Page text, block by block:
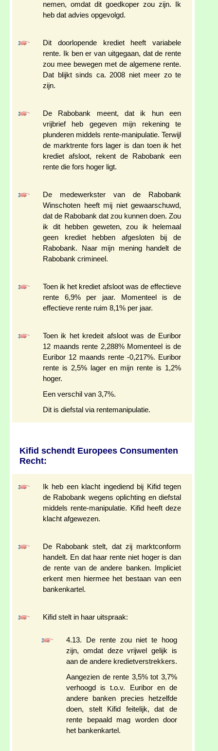
nemen, omdat dit goedkoper zou zijn. Ik
heb dat advies opgevolgd.
Dit doorlopende krediet heeft variabele
rente. Ik ben er van uitgegaan, dat de rente
zou mee bewegen met de algemene rente.
Dat blijkt sinds ca. 2008 niet meer zo te
zijn.
De Rabobank meent, dat ik hun een
vrijbrief heb gegeven mijn rekening te
plunderen middels rente-manipulatie. Terwijl
de marktrente fors lager is dan toen ik het
krediet afsloot, rekent de Rabobank een
rente die fors hoger ligt.
De medewerkster van de Rabobank
Winschoten heeft mij niet gewaarschuwd,
dat de Rabobank dat zou kunnen doen. Zou
ik dit hebben geweten, zou ik helemaal
geen krediet hebben afgesloten bij de
Rabobank. Naar mijn mening handelt de
Rabobank crimineel.
Toen ik het krediet afsloot was de effectieve
rente 6,9% per jaar. Momenteel is de
effectieve rente ruim 8,1% per jaar.
Toen ik het kredeit afsloot was de Euribor
12 maands rente 2,288% Momenteel is de
Euribor 12 maands rente -0,217%. Euribor
rente is 2,5% lager en mijn rente is 1,2%
hoger.
Een verschil van 3,7%.
Dit is diefstal via rentemanipulatie.
Kifid schendt Europees Consumenten
Recht:
Ik heb een klacht ingediend bij Kifid tegen
de Rabobank wegens oplichting en diefstal
middels rente-manipulatie. Kifid heeft deze
klacht afgewezen.
De Rabobank stelt, dat zij marktconform
handelt. En dat haar rente niet hoger is dan
de rente van de andere banken. Impliciet
erkent men hiermee het bestaan van een
bankenkartel.
Kifid stelt in haar uitspraak:
4.13. De rente zou niet te hoog
zijn, omdat deze vrijwel gelijk is
aan de andere kredietverstrekkers.
Aangezien de rente 3,5% tot 3,7%
verhoogd is t.o.v. Euribor en de
andere banken precies hetzelfde
doen, stelt Kifid feitelijk, dat de
rente bepaald mag worden door
het bankenkartel.